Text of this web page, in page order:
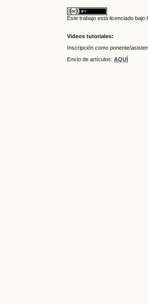
Este trabajo está licenciado bajo
Videos tutoriales:
Inscripción como ponente/
Envío de artículos:AQUÍ